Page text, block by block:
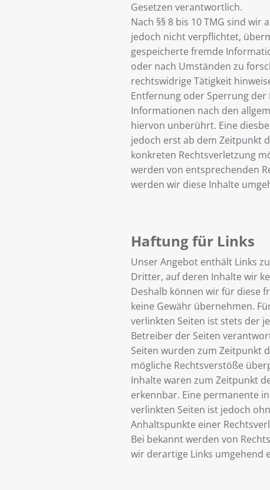
Gesetzen verantwortlich.
Nach §§ 8 bis 10 TMG sind wir
jedoch nicht verpflichtet,
gespeicherte fremde
oder nach Umständen zu
rechtswidrige Tätigkeit
Entfernung oder Sperrung der
Informationen nach den
hiervon unberührt. Eine
jedoch erst ab dem Zeitpunkt
konkreten Rechtsverletzung
werden von entsprechenden
werden wir diese Inhalte
Haftung für Links
Unser Angebot enthält Links
Dritter, auf deren Inhalte wir
Deshalb können wir für diese
keine Gewähr übernehmen.
verlinkten Seiten ist stets der
Betreiber der Seiten
Seiten wurden zum Zeitpunkt
mögliche Rechtsverstöße
Inhalte waren zum Zeitpunkt
erkennbar. Eine permanente
verlinkten Seiten ist jedoch
Anhaltspunkte einer
Bei bekannt werden von
wir derartige Links umgehend